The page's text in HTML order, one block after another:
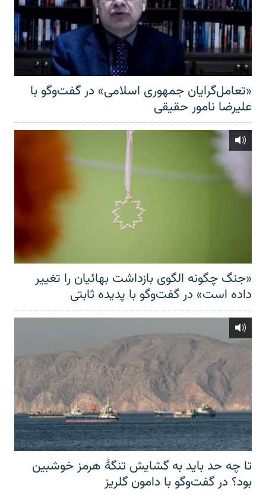
«تعامل‌گرایان جمهوری اسلامی» در گفت‌وگو با
علیرضا نامور حقیقی
«جنگ چگونه الگوی بازداشت بهائیان را تغییر
داده است» در گفت‌وگو با پدیده ثابتی
تا چه حد باید به گشایش تنگهٔ هرمز خوشبین
بود؟ در گفت‌وگو با دامون گلریز